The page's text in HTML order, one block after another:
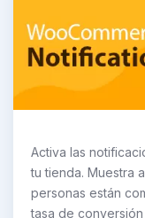
Activa las
tu tienda. Muestra
personas están
tasa de